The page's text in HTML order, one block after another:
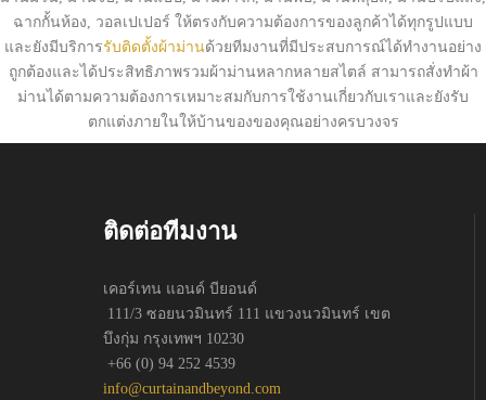
ฉากกั้นห้อง, วอลเปเปอร์ ให้ตรงกับความต้องการของลูกค้าได้ทุกรูปแบบ
และยังมีบริการรับติดตั้งผ้าม่านด้วยทีมงานที่มีประสบการณ์ได้ทำงานอย่าง
ถูกต้องและได้ประสิทธิภาพรวมผ้าม่านหลากหลายสไตล์ สามารถสั่งทำผ้า
ม่านได้ตามความต้องการเหมาะสมกับการใช้งานเกี่ยวกับเราและยังรับ
ตกแต่งภายในให้บ้านของของคุณอย่างครบวงจร
ติดต่อทีมงาน
เคอร์เทน แอนด์ บียอนด์
111/3 ซอยนวมินทร์ 111 แขวงนวมินทร์ เขต
บึงกุ่ม กรุงเทพฯ 10230
+66 (0) 94 252 4539
info@curtainandbeyond.com